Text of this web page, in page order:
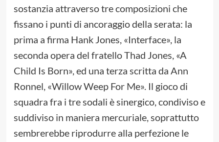
sostanzia attraverso tre composizioni che
fissano i punti di ancoraggio della serata: la
prima a firma Hank Jones, «Interface», la
seconda opera del fratello Thad Jones, «A
Child Is Born», ed una terza scritta da Ann
Ronnel, «Willow Weep For Me». Il gioco di
squadra fra i tre sodali è sinergico, condiviso e
suddiviso in maniera mercuriale, soprattutto
sembrerebbe riprodurre alla perfezione le